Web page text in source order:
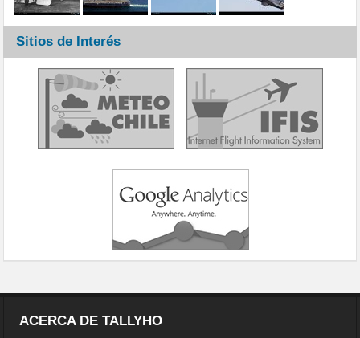
Sitios de Interés
ACERCA DE TALLYHO